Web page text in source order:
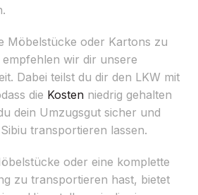
Möbelstücke oder Kartons zu
wir dir unsere
Dabei teilst du dir den LKW mit
die Kosten niedrig gehalten
dein Umzugsgut sicher und
transportieren lassen.
oder eine komplette
zu transportieren hast, bietet